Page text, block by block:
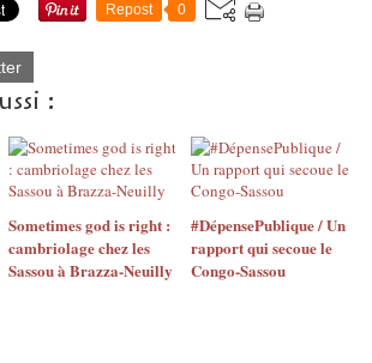
Repost 0
:
Sometimes god is right :
cambriolage chez les
Sassou à Brazza-Neuilly
#DépensePublique / Un
rapport qui secoue le
Congo-Sassou